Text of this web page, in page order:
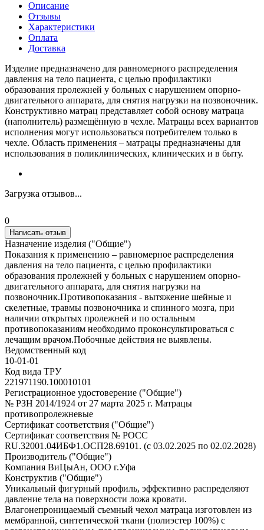
Описание
Отзывы
Характеристики
Оплата
Доставка
Изделие предназначено для равномерного распределения
давления на тело пациента, с целью профилактики
образования пролежней у больных с нарушением опорно-
двигательного аппарата, для снятия нагрузки на позвоночник.
Конструктивно матрац представляет собой основу матраца
(наполнитель) размещённую в чехле. Матрацы всех вариантов
исполнения могут использоваться потребителем только в
чехле. Область применения – матрацы предназначены для
использования в поликлинических, клинических и в быту.
Загрузка отзывов...
0
Написать отзыв
Назначение изделия ("Общие")
Показания к применению – равномерное распределения
давления на тело пациента, с целью профилактики
образования пролежней у больных с нарушением опорно-
двигательного аппарата, для снятия нагрузки на
позвоночник.Противопоказания - вытяжение шейные и
скелетные, травмы позвоночника и спинного мозга, при
наличии открытых пролежней и по остальным
противопоказаниям необходимо проконсультироваться с
лечащим врачом.Побочные действия не выявлены.
Ведомственный код
10-01-01
Код вида ТРУ
221971190.100010101
Регистрационное удостоверение ("Общие")
№ РЗН 2014/1924 от 27 марта 2025 г. Матрацы
противопролежневые
Сертификат соответствия ("Общие")
Сертификат соответствия № РОСС
RU.32001.04ИБФ1.ОСП28.69101. (с 03.02.2025 по 02.02.2028)
Производитель ("Общие")
Компания ВиЦыАн, ООО г.Уфа
Конструктив ("Общие")
Уникальный фигурный профиль, эффективно распределяют
давление тела на поверхности ложа кровати.
Влагонепроницаемый съемный чехол матраца изготовлен из
мембранной, синтетической ткани (полиэстер 100%) с